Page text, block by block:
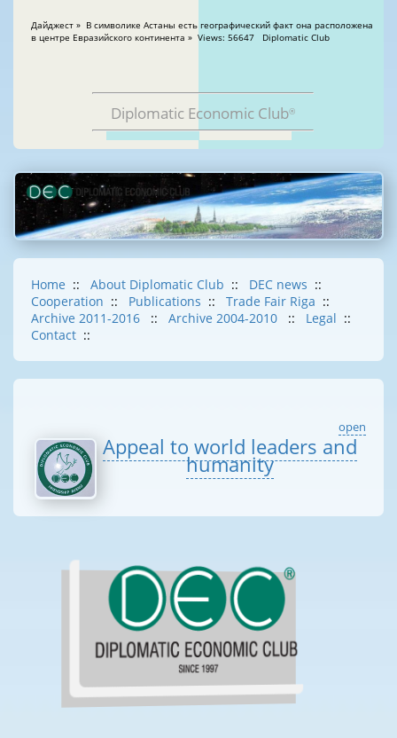
Дайджест » В символике Астаны есть географический факт она расположена
в центре Евразийского континента » Views: 56647 Diplomatic Club
Diplomatic Economic Club®
Home :: About Diplomatic Club :: DEC news ::
Cooperation :: Publications :: Trade Fair Riga ::
Archive 2011-2016
:: Archive 2004-2010 :: Legal ::
Contact ::
open
Appeal to world leaders and
humanity